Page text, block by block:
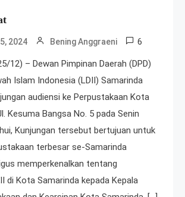
2024 Bening Anggraeni 6
12) – Dewan Pimpinan Daerah (DPD)
Islam Indonesia (LDII) Samarinda
audiensi ke Perpustakaan Kota
Kesuma Bangsa No. 5 pada Senin
Kunjungan tersebut bertujuan untuk
terbesar se-Samarinda
memperkenalkan tentang
di Kota Samarinda kepada Kepala